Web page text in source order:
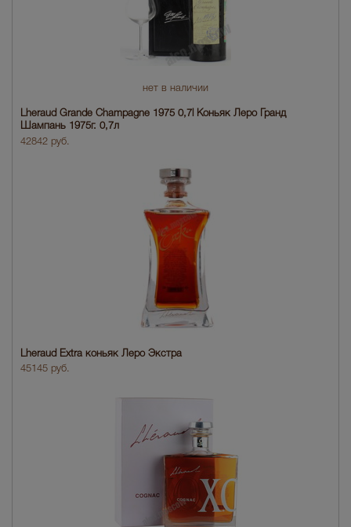
нет в наличии
Lheraud Grande Champagne 1975 0,7l Коньяк Леро Гранд
Шампань 1975г. 0,7л
42842 руб.
Lheraud Extra коньяк Леро Экстра
45145 руб.